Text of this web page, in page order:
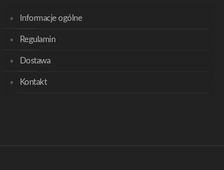
Informacje ogólne
Regulamin
Dostawa
Kontakt